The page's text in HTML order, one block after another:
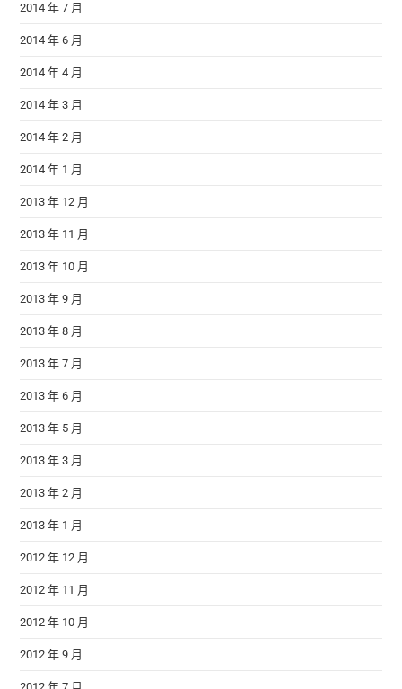
2014 年 7 月
2014 年 6 月
2014 年 4 月
2014 年 3 月
2014 年 2 月
2014 年 1 月
2013 年 12 月
2013 年 11 月
2013 年 10 月
2013 年 9 月
2013 年 8 月
2013 年 7 月
2013 年 6 月
2013 年 5 月
2013 年 3 月
2013 年 2 月
2013 年 1 月
2012 年 12 月
2012 年 11 月
2012 年 10 月
2012 年 9 月